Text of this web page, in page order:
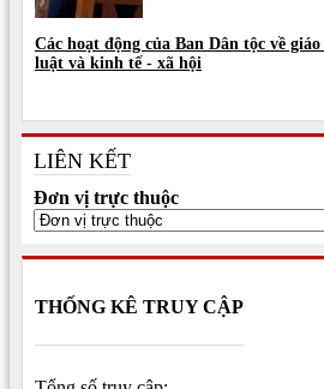
Các hoạt động của Ban Dân tộc về
luật và kinh tế - xã hội
LIÊN KẾT
Đơn vị trực thuộc
THỐNG KÊ TRUY CẬP